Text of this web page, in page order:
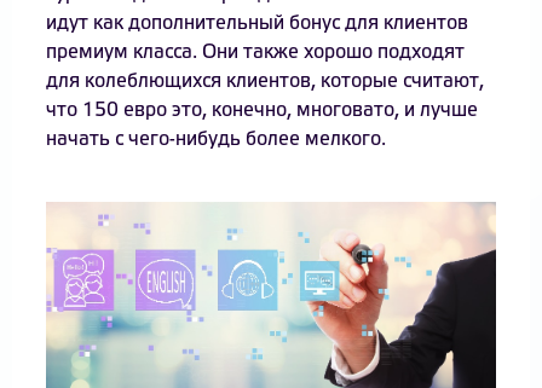
идут как дополнительный бонус для клиентов
премиум класса. Они также хорошо подходят
для колеблющихся клиентов, которые считают,
что 150 евро это, конечно, многовато, и лучше
начать с чего-нибудь более мелкого.